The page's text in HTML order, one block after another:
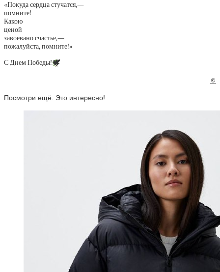
«Покуда сердца стучатся,—
помните!
Какою
ценой
завоевано счастье,—
пожалуйста, помните!»
С Днем Победы!🕊️
©
Посмотри ещё. Это интересно!